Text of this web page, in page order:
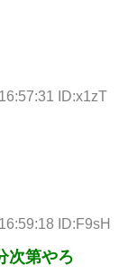
ID:x1zT
ID:F9sH
次第やろ